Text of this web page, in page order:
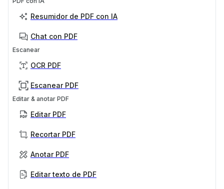
Resumidor de PDF con IA
Chat con PDF
Escanear
OCR PDF
Escanear PDF
Editar & anotar PDF
Editar PDF
Recortar PDF
Anotar PDF
Editar texto de PDF